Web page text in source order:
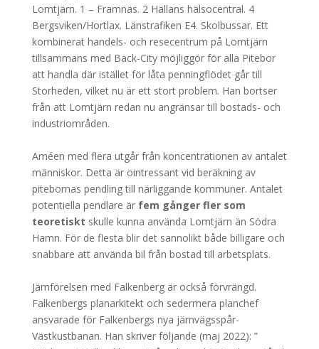
Lomtjärn. 1 – Framnäs. 2 Hällans hälsocentral. 4
Bergsviken/Hortlax. Länstrafiken E4. Skolbussar. Ett
kombinerat handels- och resecentrum på Lomtjärn
tillsammans med Back-City möjliggör för alla Pitebor
att handla där istället för låta penningflödet går till
Storheden, vilket nu är ett stort problem. Han bortser
från att Lomtjärn redan nu angränsar till bostads- och
industriområden.
Améen med flera utgår från koncentrationen av antalet
människor. Detta är ointressant vid beräkning av
pitebornas pendling till närliggande kommuner. Antalet
potentiella pendlare är fem gånger fler som
teoretiskt skulle kunna använda Lomtjärn än Södra
Hamn. För de flesta blir det sannolikt både billigare och
snabbare att använda bil från bostad till arbetsplats.
Jämförelsen med Falkenberg är också förvrängd.
Falkenbergs planarkitekt och sedermera planchef
ansvarade för Falkenbergs nya järnvägsspår-
Västkustbanan. Han skriver följande (maj 2022): ”